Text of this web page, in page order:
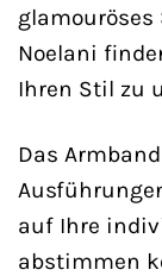
Noelani
Ihren Stil zu
Das
auf Ihre
abstimmen